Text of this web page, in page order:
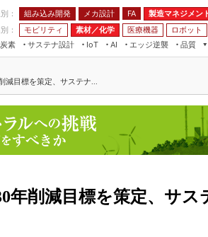
： 組み込み開発 メカ設計 FA 製造マネジメン
：
モビリティ 素材／化学 医療機器 ロボット
素
サステナ設計 IoT
AI
全
エッジ逆襲 品質
JIMTOF
組込み/エッジ コンピューティング
展＆IoT/5Gソリューション展
国際ロボット展
TECHNO-FRONTIER
5G
フィールドサービス
組み込み画像技術
製造マネジメント
FA
モビリティ
減目標を策定、サステナ...
年削減目標を策定、サス